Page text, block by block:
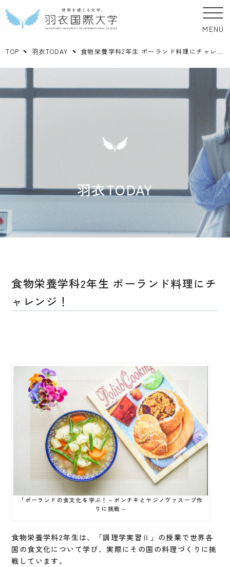
MENU
TOP 羽衣TODAY 食物栄養学科2年生 ポーランド料理にチャレンジ！
羽衣TODAY
食物栄養学科2年生 ポーランド料理にチ
ャレンジ！
「ポーランドの食文化を学ぶ！～ポンチキとヤジノヴァスープ作
りに挑戦～
食物栄養学科2年生は、「調理学実習Ⅱ」の授業で世界各
国の食文化について学び、実際にその国の料理づくりに挑
戦しています。